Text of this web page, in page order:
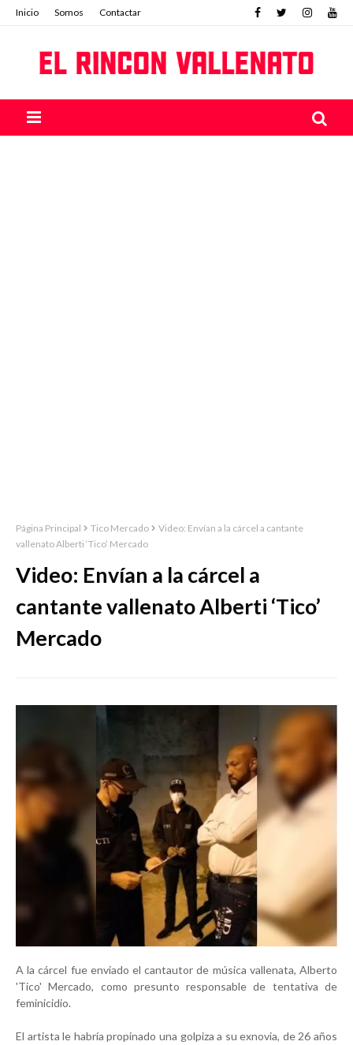
Inicio Somos Contactar
Página Principal Tico Mercado
Video: Envían a la cárcel a cantante
vallenato Alberti ‘Tico’ Mercado
Video: Envían a la cárcel a
cantante vallenato Alberti ‘Tico’
Mercado
A la cárcel fue enviado el cantautor de música vallenata, Alberto
'Tico' Mercado, como presunto responsable de tentativa de
feminicidio.
El artista le habría propinado una golpiza a su exnovia, de 26 años